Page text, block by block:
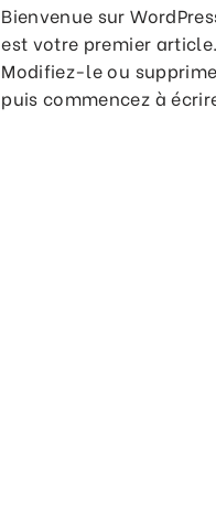
Bienvenue sur
est votre premier article.
Modifiez-le ou
puis commencez à